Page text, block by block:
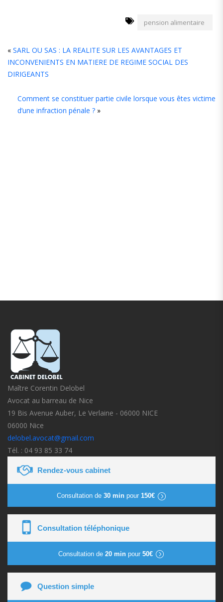
pension alimentaire
« SARL OU SAS : LA REALITE SUR LES AVANTAGES ET
INCONVENIENTS EN MATIERE DE REGIME SOCIAL DES
DIRIGEANTS
Comment se constituer partie civile lorsque vous êtes victime
d’une infraction pénale ? »
Maître Corentin Delobel
Avocat au barreau de Nice
19 Bis Avenue Auber, Le Verlaine - 06000 NICE
06000 Nice
delobel.avocat@gmail.com
Tél. : 04 93 85 33 74
Rendez-vous cabinet
Consultation de 30 minpour 150€
Consultation téléphonique
Consultation de 20 min pour 50€
Question simple